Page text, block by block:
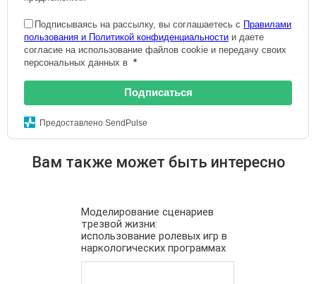
Подписываясь на рассылку, вы соглашаетесь с Правилами
пользования и Политикой конфиденциальности и даете
согласие на использование файлов cookie и передачу своих
персональных данных в *
Подписаться
Предоставлено SendPulse
Вам также может быть интересно
Моделирование сценариев
трезвой жизни:
использование ролевых игр в
наркологических программах